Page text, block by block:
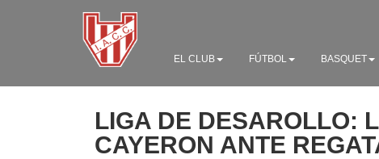
EL CLUB FÚTBOL BASQUET
LIGA DE DESAROLLO:
CAYERON ANTE